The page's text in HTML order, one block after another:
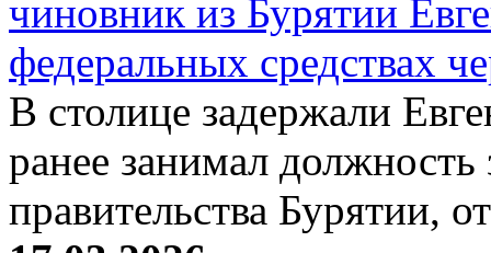
чиновник из Бурятии
федеральных средствах
В столице задержали
ранее занимал должность
правительства Бурятии,